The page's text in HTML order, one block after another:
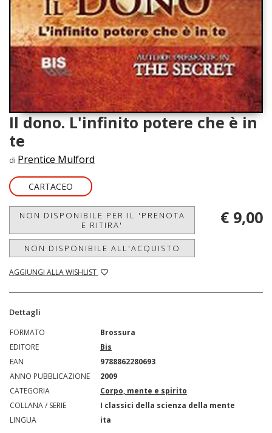
Il dono. L'infinito potere che è in
te
di Prentice Mulford
CARTACEO
NON DISPONIBILE PER IL 'PRENOTA
E RITIRA'
NON DISPONIBILE ALL'ACQUISTO
AGGIUNGI ALLA WISHLIST
€ 9,00
Dettagli
FORMATO
Brossura
EDITORE
Bis
EAN
9788862280693
ANNO PUBBLICAZIONE
2009
CATEGORIA
Corpo, mente e spirito
COLLANA / SERIE
I classici della scienza della mente
LINGUA
ita